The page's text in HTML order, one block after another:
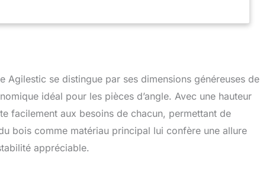
durable 】Notre cadre en acier industriel et notre
le levage, elle se déplace de 2 cm dans la direction
éviter tout dommage ou blessure. 【Adapté à un usage
bureau réglable en hauteur Agilestic est équipé de
chaque côté et de deux trous pour la gestion des
en fait un choix simple et pratique pour un usage
Agilestic se distingue par ses dimensions généreuses de
idéal pour les pièces d’angle. Avec une hauteur
facilement aux besoins de chacun, permettant de
bois comme matériau principal lui confère une allure
appréciable.